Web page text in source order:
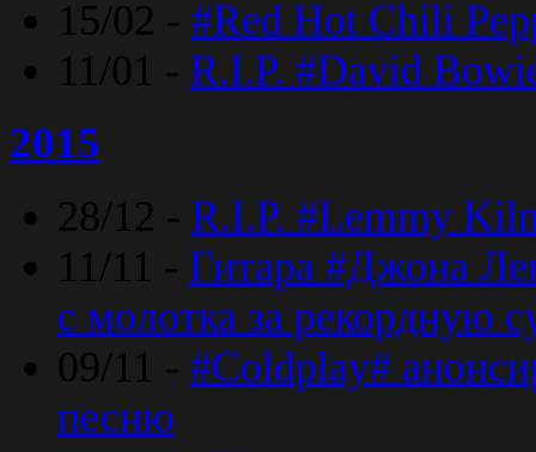
15/02 - #Red Hot Chili
11/01 - R.I.P. #David
2015
28/12 - R.I.P. #Lemmy
11/11 - Гитара #Джона
с молотка за рекордную
09/11 - #Coldplay#
песню